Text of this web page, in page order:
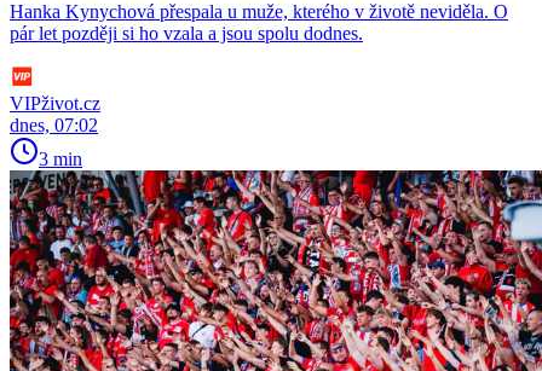
Hanka Kynychová přespala u muže, kterého v životě neviděla. O
pár let později si ho vzala a jsou spolu dodnes.
VIPživot.cz
dnes, 07:02
3 min